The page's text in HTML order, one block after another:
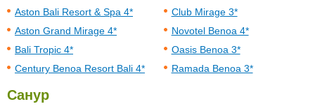
Aston Bali Resort & Spa 4*
Aston Grand Mirage 4*
Bali Tropic 4*
Century Benoa Resort Bali 4*
Club Mirage 3*
Novotel Benoa 4*
Oasis Benoa 3*
Ramada Benoa 3*
Санур